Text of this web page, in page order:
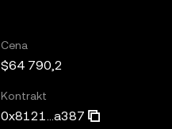
Cena
$64 790,2
Kontrakt
0x8121...a387